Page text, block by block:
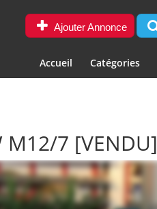
Ajouter Annonce
Accueil Catégories
M12/7 [VENDU]